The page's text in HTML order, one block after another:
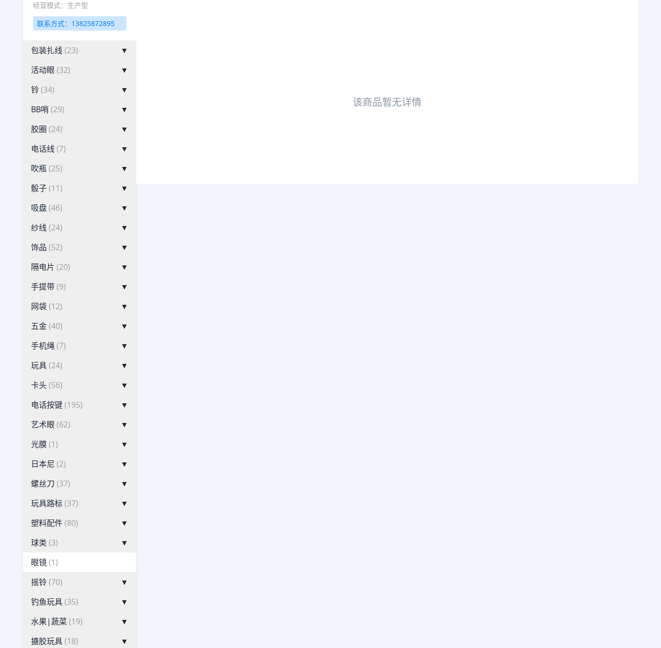
经营模式：生产型
联系方式：13825872895
包装扎线(23)
▼
活动眼 (32)
▼
铃(34)
▼
BB哨 (29)
▼
胶圈 (24)
▼
电话线(7)
▼
吹瓶(25)
▼
骰子(11)
▼
吸盘(46)
▼
纱线(24)
▼
饰品 (52)
▼
隔电片 (20)
▼
手提带(9)
▼
网袋(12)
▼
五金(40)
▼
手机绳(7)
▼
玩具(24)
▼
卡头(56)
▼
电话按键(195)
▼
艺术眼 (62)
▼
光膜(1)
▼
日本尼 (2)
▼
螺丝刀 (37)
▼
玩具路标(37)
▼
塑料配件(80)
▼
球类 (3)
▼
眼镜(1)
摇铃(70)
▼
钓鱼玩具(35)
▼
水果|蔬菜(19)
▼
搪胶玩具(18) ▼
该商品暂无详情